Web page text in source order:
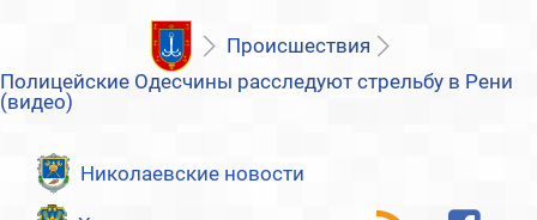
Происшествия
Полицейские Одесчины расследуют стрельбу в Рени
(видео)
Николаевские новости